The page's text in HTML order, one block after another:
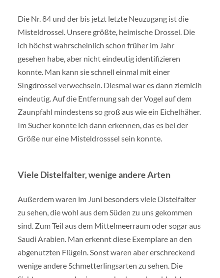
Die Nr. 84 und der bis jetzt letzte Neuzugang ist die
Misteldrossel. Unsere größte, heimische Drossel. Die
ich höchst wahrscheinlich schon früher im Jahr
gesehen habe, aber nicht eindeutig identifizieren
konnte. Man kann sie schnell einmal mit einer
SIngdrossel verwechseln. Diesmal war es dann ziemlcih
eindeutig. Auf die Entfernung sah der Vogel auf dem
Zaunpfahl mindestens so groß aus wie ein Eichelhäher.
Im Sucher konnte ich dann erkennen, das es bei der
Größe nur eine Misteldrosssel sein konnte.
Viele Distelfalter, wenige andere Arten
Außerdem waren im Juni besonders viele Distelfalter
zu sehen, die wohl aus dem Süden zu uns gekommen
sind. Zum Teil aus dem Mittelmeerraum oder sogar aus
Saudi Arabien. Man erkennt diese Exemplare an den
abgenutzten Flügeln. Sonst waren aber erschreckend
wenige andere Schmetterlingsarten zu sehen. Die